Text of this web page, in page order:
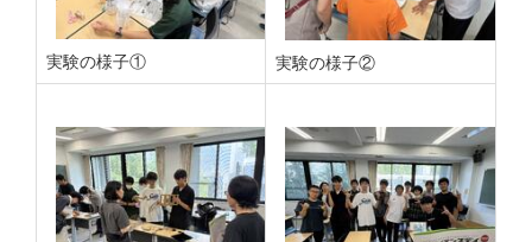
実験の様子① 実験の様子②